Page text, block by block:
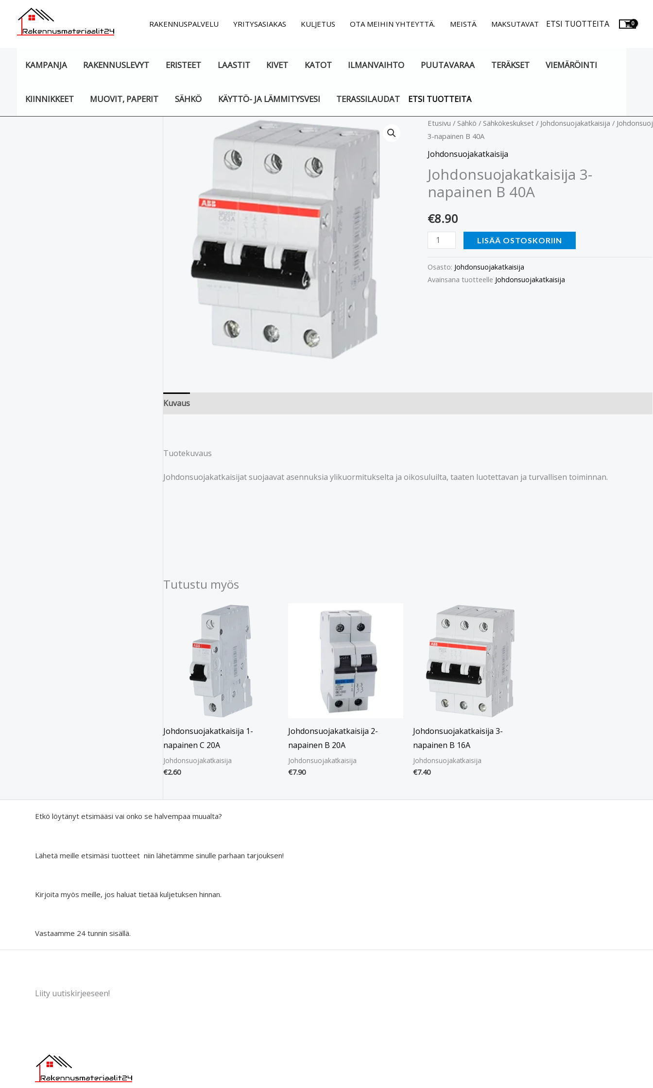
sisältöön
RAKENNUSPALVELU YRITYSASIAKAS KULJETUS OTA MEIHIN YHTEYTTÄ. MEISTÄ MAKSUTAVAT ETSI TUOTTEITA
KAMPANJA RAKENNUSLEVYT ERISTEET LAASTIT KIVET KATOT ILMANVAIHTO PUUTAVARAA TERÄKSET VIEMÄRÖINTI
KIINNIKKEET MUOVIT, PAPERIT SÄHKÖ KÄYTTÖ- JA LÄMMITYSVESI TERASSILAUDAT ETSI TUOTTEITA
Etusivu / Sähkö / Sähkökeskukset/ Johdonsuojakatkaisija /
3-napainen B 40A
Johdonsuojakatkaisija
Johdonsuojakatkaisija 3-
napainen B 40A
€8.90
Johdonsuojakatkaisija
3-
napainen
40A
määrä
LISÄÄ OSTOSKORIIN
Osasto: Johdonsuojakatkaisija
Avainsana tuotteelle Johdonsuojakatkaisija
Kuvaus
Tuotekuvaus
Johdonsuojakatkaisijat suojaavat asennuksia ylikuormitukselta ja oikosuluilta, taaten luotettavan ja turvallisen toiminnan.
Tutustu myös
Johdonsuojakatkaisija 1-
napainen C 20A
Johdonsuojakatkaisija
€2.60
Johdonsuojakatkaisija 2-
napainen B 20A
Johdonsuojakatkaisija
€7.90
Johdonsuojakatkaisija 3-
napainen B 16A
Johdonsuojakatkaisija
€7.40
Etkö löytänyt etsimääsi vai onko se halvempaa muualta?
Lähetä meille etsimäsi tuotteet niin lähetämme sinulle parhaan tarjouksen!
Kirjoita myös meille, jos haluat tietää kuljetuksen hinnan.
Vastaamme 24 tunnin sisällä.
Liity uutiskirjeeseen!